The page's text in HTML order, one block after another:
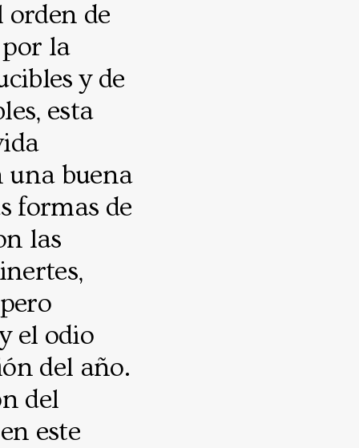
de
la
y de
esta
una buena
formas de
las
el odio
del año.
del
este